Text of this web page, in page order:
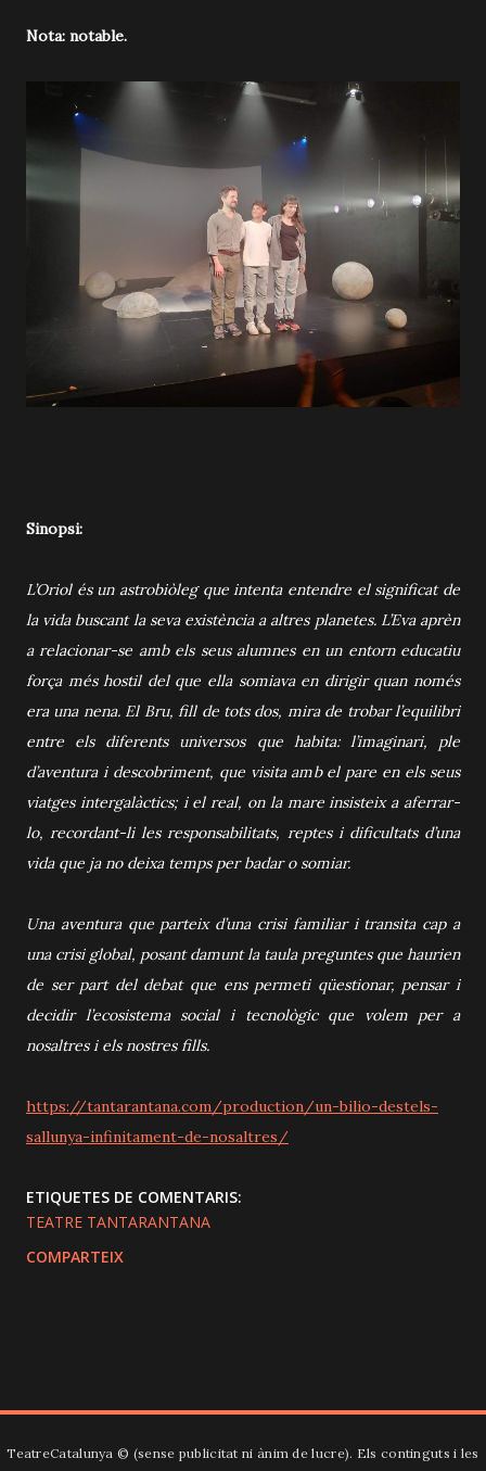
Nota: notable.
Sinopsi:
L’Oriol és un astrobiòleg que intenta entendre el significat de
la vida buscant la seva existència a altres planetes. L’Eva aprèn
a relacionar-se amb els seus alumnes en un entorn educatiu
força més hostil del que ella somiava en dirigir quan només
era una nena. El Bru, fill de tots dos, mira de trobar l’equilibri
entre els diferents universos que habita: l’imaginari, ple
d’aventura i descobriment, que visita amb el pare en els seus
viatges intergalàctics; i el real, on la mare insisteix a aferrar-
lo, recordant-li les responsabilitats, reptes i dificultats d’una
vida que ja no deixa temps per badar o somiar.
Una aventura que parteix d’una crisi familiar i transita cap a
una crisi global, posant damunt la taula preguntes que haurien
de ser part del debat que ens permeti qüestionar, pensar i
decidir l’ecosistema social i tecnològic que volem per a
nosaltres i els nostres fills.
https://tantarantana.com/production/un-bilio-destels-
sallunya-infinitament-de-nosaltres/
ETIQUETES DE COMENTARIS:
TEATRE TANTARANTANA
COMPARTEIX
TeatreCatalunya ©️ (sense publicitat ni ànim de lucre). Els continguts i les